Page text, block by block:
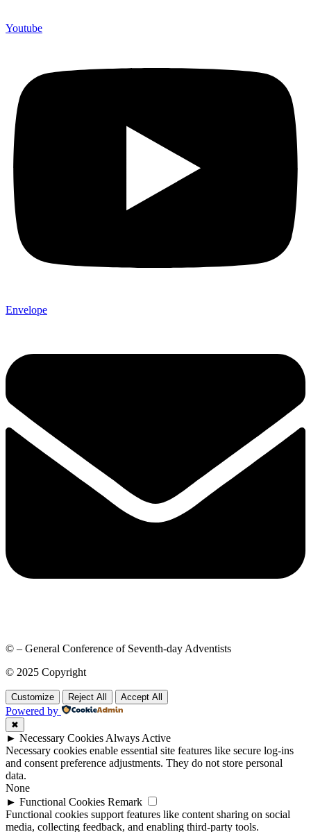
Youtube
Envelope
© – General Conference of Seventh-day Adventists
© 2025 Copyright
Customize Reject All Accept All
Powered by
✖
► Necessary Cookies Always Active
Necessary cookies enable essential site features like secure log-ins
and consent preference adjustments. They do not store personal
data.
None
► Functional Cookies Remark
Functional cookies support features like content sharing on social
media, collecting feedback, and enabling third-party tools.